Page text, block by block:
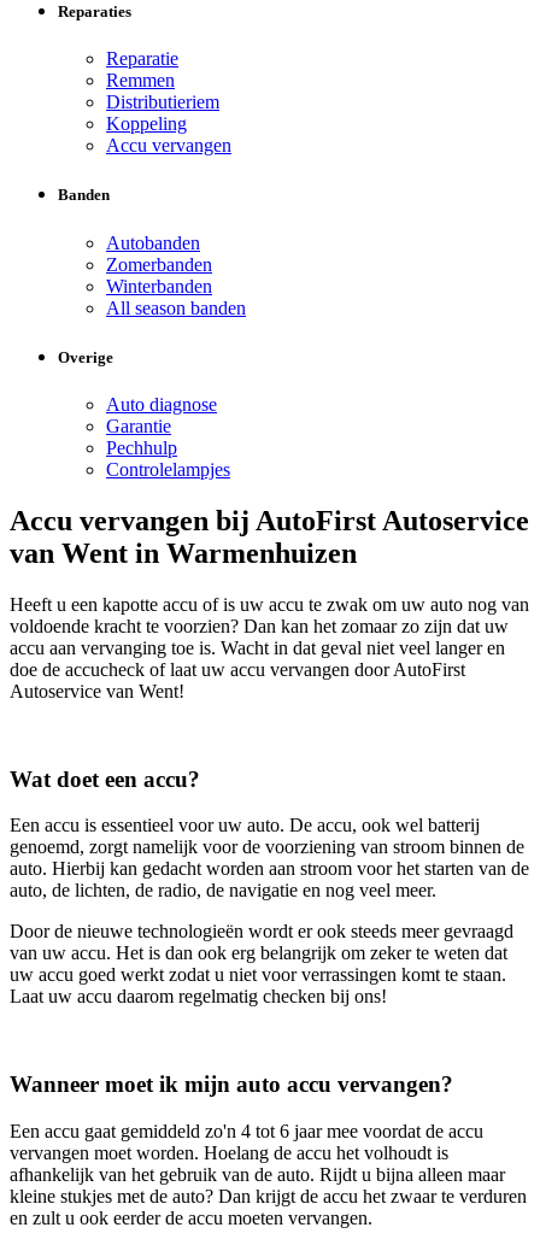
Reparaties
Reparatie
Remmen
Distributieriem
Koppeling
Accu vervangen
Banden
Autobanden
Zomerbanden
Winterbanden
All season banden
Overige
Auto diagnose
Garantie
Pechhulp
Controlelampjes
Accu vervangen bij AutoFirst Autoservice
van Went in Warmenhuizen
Heeft u een kapotte accu of is uw accu te zwak om uw auto nog van
voldoende kracht te voorzien? Dan kan het zomaar zo zijn dat uw
accu aan vervanging toe is. Wacht in dat geval niet veel langer en
doe de accucheck of laat uw accu vervangen door AutoFirst
Autoservice van Went!
Wat doet een accu?
Een accu is essentieel voor uw auto. De accu, ook wel batterij
genoemd, zorgt namelijk voor de voorziening van stroom binnen de
auto. Hierbij kan gedacht worden aan stroom voor het starten van de
auto, de lichten, de radio, de navigatie en nog veel meer.
Door de nieuwe technologieën wordt er ook steeds meer gevraagd
van uw accu. Het is dan ook erg belangrijk om zeker te weten dat
uw accu goed werkt zodat u niet voor verrassingen komt te staan.
Laat uw accu daarom regelmatig checken bij ons!
Wanneer moet ik mijn auto accu vervangen?
Een accu gaat gemiddeld zo'n 4 tot 6 jaar mee voordat de accu
vervangen moet worden. Hoelang de accu het volhoudt is
afhankelijk van het gebruik van de auto. Rijdt u bijna alleen maar
kleine stukjes met de auto? Dan krijgt de accu het zwaar te verduren
en zult u ook eerder de accu moeten vervangen.